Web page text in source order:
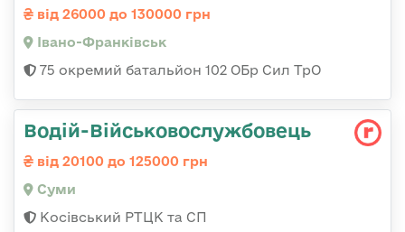
від 26000 до 130000 грн
Івано-Франківськ
75 окремий батальйон 102 ОБр Сил ТрО
Водій-Військовослужбовець
від 20100 до 125000 грн
Суми
Косівський РТЦК та СП